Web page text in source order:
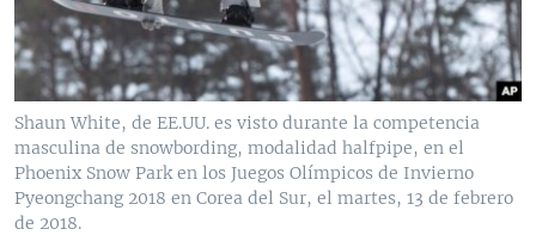
Shaun White, de EE.UU. es visto durante la competencia
masculina de snowbording, modalidad halfpipe, en el
Phoenix Snow Park en los Juegos Olímpicos de Invierno
Pyeongchang 2018 en Corea del Sur, el martes, 13 de febrero
de 2018.